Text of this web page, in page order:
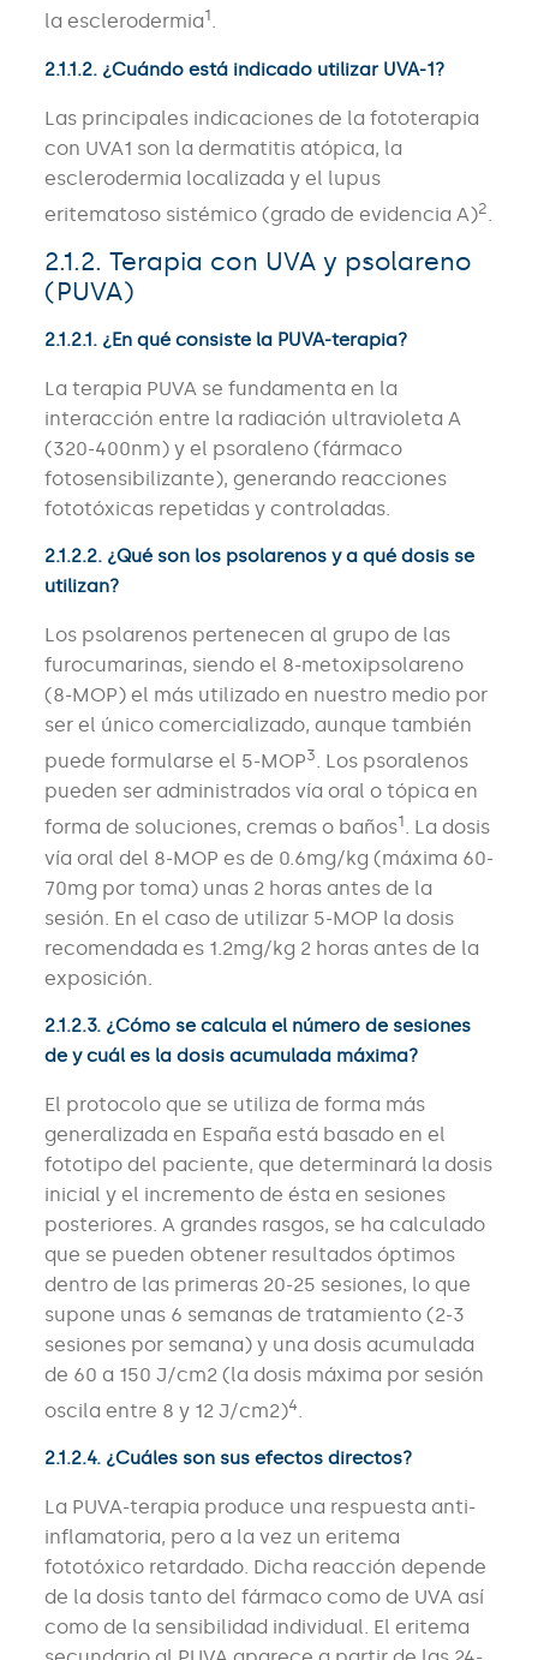
la esclerodermia1.
2.1.1.2. ¿Cuándo está indicado utilizar UVA-1?
Las principales indicaciones de la fototerapia
con UVA1 son la dermatitis atópica, la
esclerodermia localizada y el lupus
eritematoso sistémico (grado de evidencia A)2.
2.1.2. Terapia con UVA y psolareno
(PUVA)
2.1.2.1. ¿En qué consiste la PUVA-terapia?
La terapia PUVA se fundamenta en la
interacción entre la radiación ultravioleta A
(320-400nm) y el psoraleno (fármaco
fotosensibilizante), generando reacciones
fototóxicas repetidas y controladas.
2.1.2.2. ¿Qué son los psolarenos y a qué dosis se
utilizan?
Los psolarenos pertenecen al grupo de las
furocumarinas, siendo el 8-metoxipsolareno
(8-MOP) el más utilizado en nuestro medio por
ser el único comercializado, aunque también
puede formularse el 5-MOP3. Los psoralenos
pueden ser administrados vía oral o tópica en
forma de soluciones, cremas o baños1. La dosis
vía oral del 8-MOP es de 0.6mg/kg (máxima 60-
70mg por toma) unas 2 horas antes de la
sesión. En el caso de utilizar 5-MOP la dosis
recomendada es 1.2mg/kg 2 horas antes de la
exposición.
2.1.2.3. ¿Cómo se calcula el número de sesiones
de y cuál es la dosis acumulada máxima?
El protocolo que se utiliza de forma más
generalizada en España está basado en el
fototipo del paciente, que determinará la dosis
inicial y el incremento de ésta en sesiones
posteriores. A grandes rasgos, se ha calculado
que se pueden obtener resultados óptimos
dentro de las primeras 20-25 sesiones, lo que
supone unas 6 semanas de tratamiento (2-3
sesiones por semana) y una dosis acumulada
de 60 a 150 J/cm2 (la dosis máxima por sesión
oscila entre 8 y 12 J/cm2)4.
2.1.2.4. ¿Cuáles son sus efectos directos?
La PUVA-terapia produce una respuesta anti-
inflamatoria, pero a la vez un eritema
fototóxico retardado. Dicha reacción depende
de la dosis tanto del fármaco como de UVA así
como de la sensibilidad individual. El eritema